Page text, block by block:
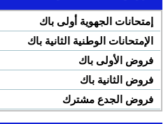
إمتحانات الجهوية أولى باك
الإمتحانات الوطنية الثانية باك
فروض الأولى باك
فروض الثانية باك
فروض الجدع مشترك